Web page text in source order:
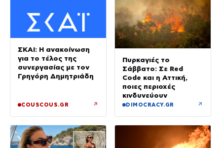
ΣΚΑΙ: Η ανακοίνωση
για το τέλος της
συνεργασίας με τον
Γρηγόρη Δημητριάδη
COUSCOUS.GR ↗
Πυρκαγιές το
Σάββατο: Σε Red
Code και η Αττική,
ποιες περιοχές
κινδυνεύουν
DIMOCRACY.GR ↗